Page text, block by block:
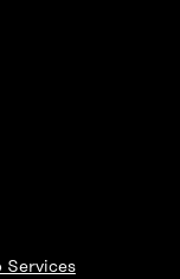
Services